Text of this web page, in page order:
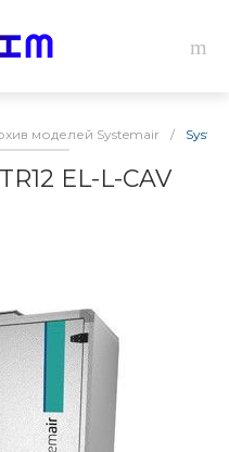
моделей Systemair /
EL-L-CAV